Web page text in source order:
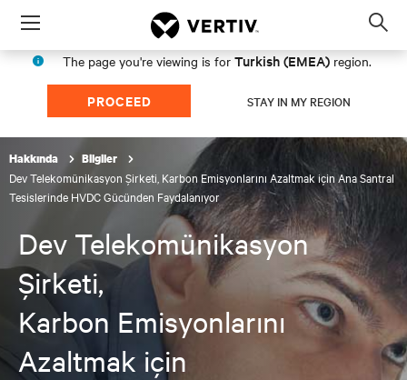
Menu
The page you're viewing is for Turkish (EMEA) region.
PROCEED STAY IN MY REGION
Hakkında Bilgiler
Dev Telekomünikasyon Şirketi, Karbon Emisyonlarını Azaltmak için Ana Santral
Tesislerinde HVDC Gücünden Faydalanıyor
Dev Telekomünikasyon
Şirketi,
Karbon Emisyonlarını
Azaltmak için